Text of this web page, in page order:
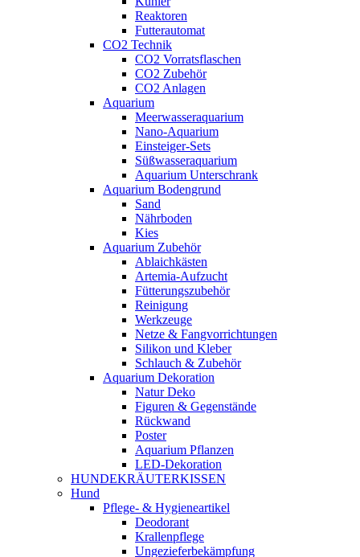
Reaktoren
Futterautomat
CO2 Technik
CO2 Vorratsflaschen
CO2 Zubehör
CO2 Anlagen
Aquarium
Meerwasseraquarium
Nano-Aquarium
Einsteiger-Sets
Süßwasseraquarium
Aquarium Unterschrank
Aquarium Bodengrund
Sand
Nährboden
Kies
Aquarium Zubehör
Ablaichkästen
Artemia-Aufzucht
Fütterungszubehör
Reinigung
Werkzeuge
Netze & Fangvorrichtungen
Silikon und Kleber
Schlauch & Zubehör
Aquarium Dekoration
Natur Deko
Figuren & Gegenstände
Rückwand
Poster
Aquarium Pflanzen
LED-Dekoration
HUNDEKRÄUTERKISSEN
Hund
Pflege- & Hygieneartikel
Deodorant
Krallenpflege
Ungezieferbekämpfung